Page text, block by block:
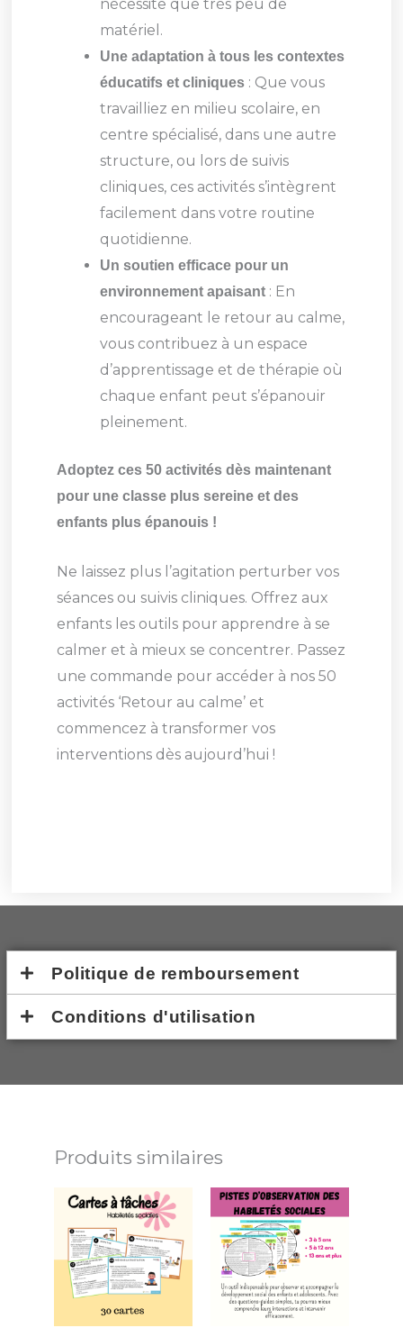
nécessite que très peu de
matériel.
Une adaptation à tous les contextes
éducatifs et cliniques : Que vous
travailliez en milieu scolaire, en
centre spécialisé, dans une autre
structure, ou lors de suivis
cliniques, ces activités s’intègrent
facilement dans votre routine
quotidienne.
Un soutien efficace pour un
environnement apaisant : En
encourageant le retour au calme,
vous contribuez à un espace
d’apprentissage et de thérapie où
chaque enfant peut s’épanouir
pleinement.
Adoptez ces 50 activités dès maintenant
pour une classe plus sereine et des
enfants plus épanouis !
Ne laissez plus l’agitation perturber vos
séances ou suivis cliniques. Offrez aux
enfants les outils pour apprendre à se
calmer et à mieux se concentrer. Passez
une commande pour accéder à nos 50
activités ‘Retour au calme’ et
commencez à transformer vos
interventions dès aujourd’hui !
Politique de remboursement
Conditions d'utilisation
Produits similaires
Plage
de
prix :
2.00$
à